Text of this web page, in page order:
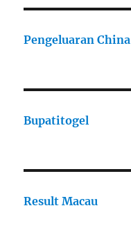
Pengeluaran China
Bupatitogel
Result Macau